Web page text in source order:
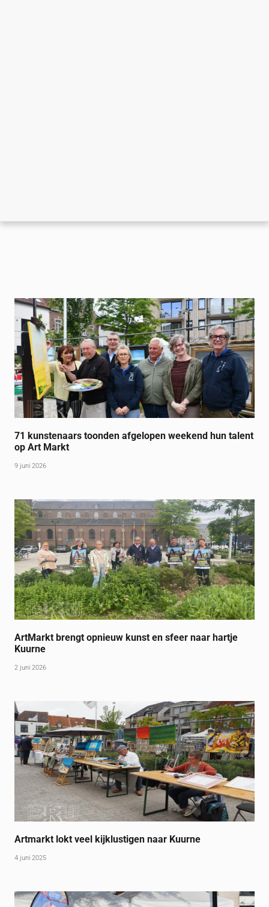
71 kunstenaars toonden afgelopen weekend hun talent
op Art Markt
9 juni 2026
ArtMarkt brengt opnieuw kunst en sfeer naar hartje
Kuurne
2 juni 2026
Artmarkt lokt veel kijklustigen naar Kuurne
4 juni 2025